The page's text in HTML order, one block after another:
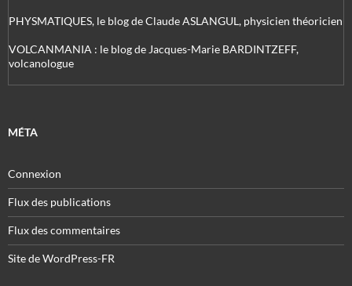
PHYSMATIQUES, le blog de Claude ASLANGUL, physicien théoricien
VOLCANMANIA : le blog de Jacques-Marie BARDINTZEFF,
volcanologue
MÉTA
Connexion
Flux des publications
Flux des commentaires
Site de WordPress-FR